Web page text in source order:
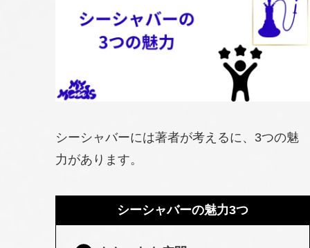
シーシャバーには著者が考えるに、3つの魅
力があります。
シーシャバーの魅力3つ